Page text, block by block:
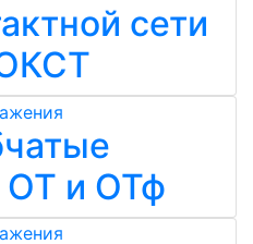
сети
ОТ и ОТф